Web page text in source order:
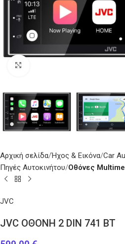
Αρχική σελίδα Ήχος & Εικόνα Car
Πηγές Αυτοκινήτου Oθόνες
JVC
JVC OΘΟΝΗ 2 DIN 741 BT